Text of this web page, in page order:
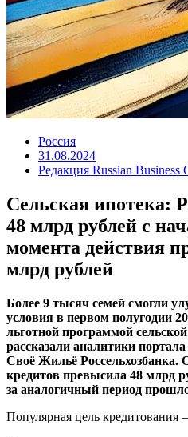
Россия
31.08.2024
Редакция Russian Business
Сельская ипотека:
48 млрд рублей с
момента действия
млрд рублей
Более 9 тысяч семей смогли
условия в первом полугодии
льготной программой
рассказали аналитики
Своё Жильё
кредитов превысила 48 млрд
за аналогичный период
Популярная цель